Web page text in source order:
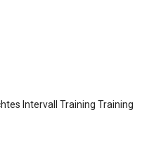
Intervall Training Training